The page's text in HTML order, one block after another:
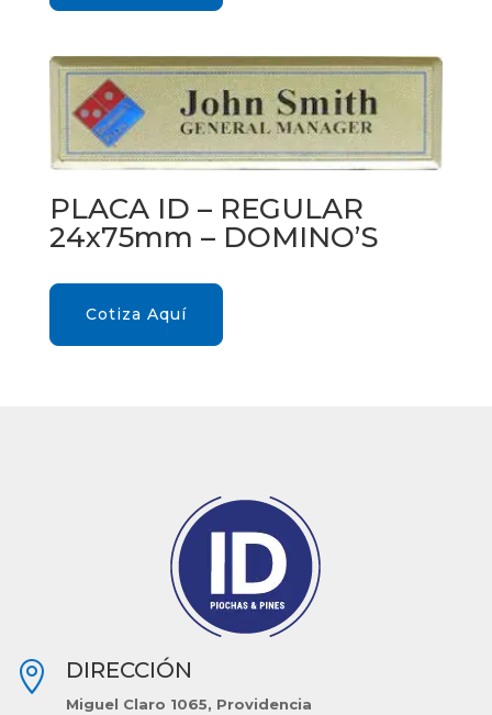
PLACA ID – REGULAR
24x75mm – DOMINO’S
Cotiza Aquí
 DIRECCIÓN
Miguel Claro 1065, Providencia